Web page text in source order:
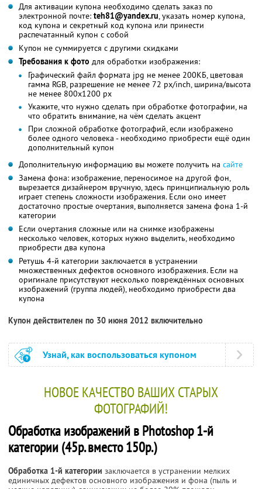
Для активации купона необходимо сделать заказ по
электронной почте: teh81@yandex.ru, указать номер купона,
код купона и секретный код купона или принести
распечатанный купон с собой
Купон не суммируется с другими скидками
Требования к фото для обработки изображения:
Графический файл формата jpg не менее 200КБ, цветовая
гамма RGB, разрешение не менее 72 px/inch, ширина/высота
не менее 800х1200 px
Укажите, что нужно сделать при обработке фотографии, на
что обратить внимание, на чём сделать акцент
При сложной обработке фотографий, если изображено
более одного человека - необходимо приобрести ещё один
дополнительный купон
Дополнительную информацию вы можете получить на сайте
Замена фона: изображение, переносимое на другой фон,
вырезается дизайнером вручную, здесь принципиальную роль
играет степень сложности изображения. Если оно имеет
достаточно простые очертания, выполняется замена фона 1-й
категории
Если очертания сложные или на снимке изображены
несколько человек, которых нужно выделить, необходимо
приобрести два купона
Ретушь 4-й категории заключается в устранении
множественных дефектов основного изображения. Если на
оригинале присутствуют несколько повреждённых основных
изображений (группа людей), необходимо приобрести два
купона
Купон действителен по 30 июня 2012 включительно
Узнай, как воспользоваться купоном
НОВОЕ КАЧЕСТВО ВАШИХ СТАРЫХ
ФОТОГРАФИЙ!
Обработка изображений в Photoshop 1-й
категории (45р. вместо 150р.)
Обработка 1-й категории заключается в устранении мелких
единичных дефектов основного изображения и фона (пыль и